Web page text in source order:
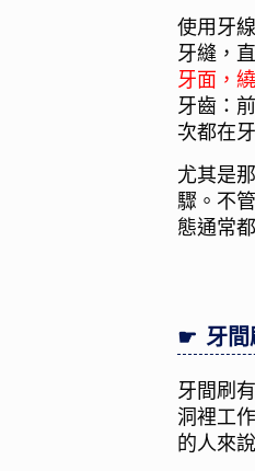
使用牙
牙縫，
牙面，
牙齒：
次都在
尤其是
驟。不
態通常
牙間
牙間刷
洞裡工
的人來